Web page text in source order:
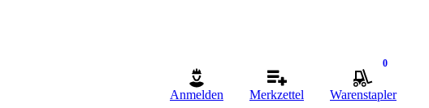
Anmelden Merkzettel
0
Warenstapler